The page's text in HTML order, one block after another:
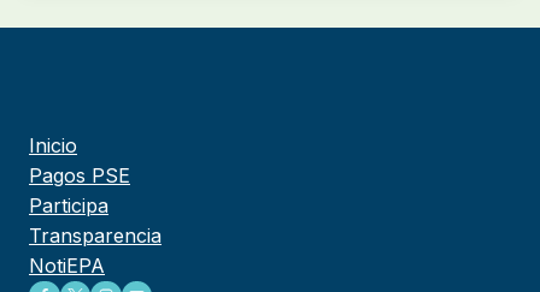
Inicio
Pagos PSE
Participa
Transparencia
NotiEPA